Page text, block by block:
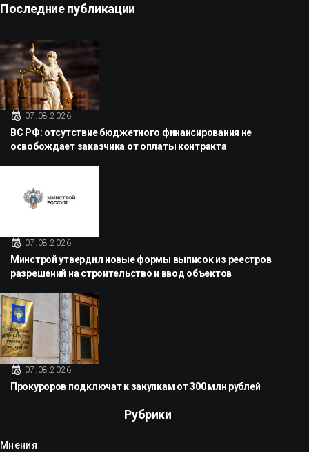
Последние публикации
07.08.2026
ВС РФ: отсутствие бюджетного финансирования не
освобождает заказчика от оплаты контракта
07.08.2026
Минстрой утвердил новые формы выписок из реестров
разрешений на строительство и ввод объектов
07.08.2026
Прокуроров подключат к закупкам от 300 млн рублей
Рубрики
Мнения